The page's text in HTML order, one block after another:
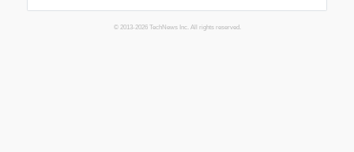
© 2013-2026 TechNews Inc. All rights reserved.